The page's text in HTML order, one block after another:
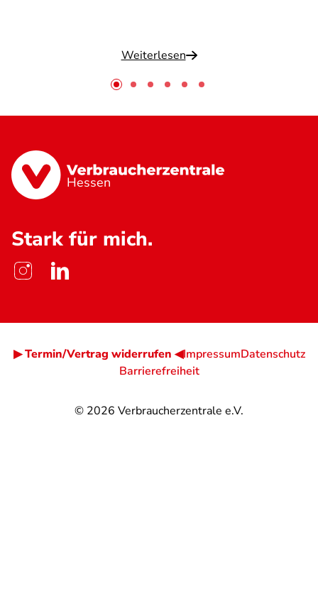
Weiterlesen
Hessen
Stark für mich.
© 2026 Verbraucherzentrale e.V.
▶ Termin/Vertrag widerrufen ◀ImpressumDatenschutz
Barrierefreiheit